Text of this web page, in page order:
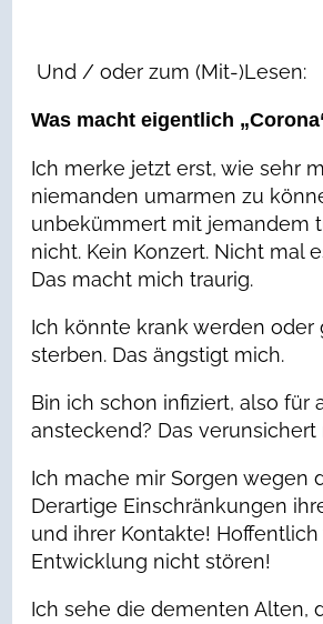
Und / oder zum (Mit-)Lesen:
Was macht eigentlich
Ich merke jetzt erst, wie sehr
niemanden umarmen zu
unbekümmert mit jemandem
nicht. Kein Konzert. Nicht mal
Das macht mich traurig.
Ich könnte krank werden oder
sterben. Das ängstigt mich.
Bin ich schon infiziert, also für
ansteckend? Das verunsichert
Ich mache mir Sorgen wegen
Derartige Einschränkungen
und ihrer Kontakte! Hoffentlich
Entwicklung nicht stören!
Ich sehe die dementen Alten,